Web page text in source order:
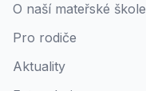
O naší mateřské škole
Pro rodiče
Aktuality